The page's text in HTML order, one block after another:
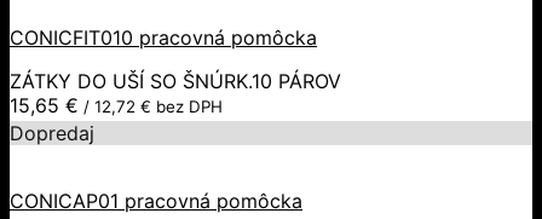
CONICFIT010 pracovná pomôcka
ZÁTKY DO UŠÍ SO ŠNÚRK.10 PÁROV
15,65 € / 12,72 € bez DPH
Dopredaj
CONICAP01 pracovná pomôcka